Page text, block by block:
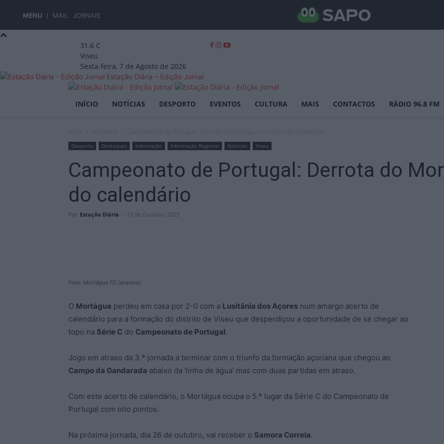
MENU MAIL JORNAIS
31.6 C
Viseu
Sexta-feira, 7 de Agosto de 2026
Estação Diária – Edição Jornal
INÍCIO NOTÍCIAS DESPORTO EVENTOS CULTURA MAIS CONTACTOS RÁDIO 96.8 FM
Desporto Destaques Informação Informação Regional Notícias Viseu
Campeonato de Portugal: Derrota do
do calendário
Por Estação Diária - 13 de Outubro, 2025
Foto: Mortágua FC (arquivo)
O Mortágua perdeu em casa por 2-0 com a Lusitânia dos Açores num amargo acerto de
calendário para a formação do distrito de Viseu que desperdiçou a oportunidade de se chegar ao
topo na Série C do Campeonato de Portugal.
Jogo em atraso da 3.ª jornada a terminar com o triunfo da formação açoriana que chegou ao
Campo da Gandarada abaixo da ‘linha de água’ mas com duas partidas em atraso.
Com este acerto de calendário, o Mortágua ocupa o 5.º lugar da Série C do Campeonato de
Portugal com oito pontos.
Na próxima jornada, dia 26 de outubro, vai receber o Samora Correia.